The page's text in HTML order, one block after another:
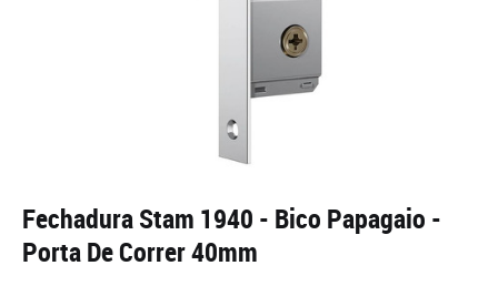
Fechadura Stam 1940 - Bico Papagaio -
Porta De Correr 40mm